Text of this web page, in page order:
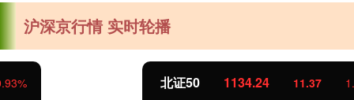
沪深京行情 实时轮播
1134.24 11.37 1.01%